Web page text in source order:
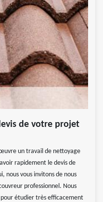
de votre projet
un travail de nettoyage
rapidement le devis de
nous vous invitons de nous
professionnel. Nous
étudier très efficacement